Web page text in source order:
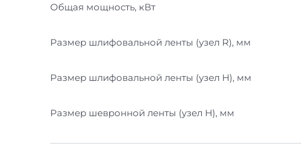
Общая мощность, кВт
Размер шлифовальной ленты (узел R), мм
Размер шлифовальной ленты (узел H), мм
Размер шевронной ленты (узел H), мм